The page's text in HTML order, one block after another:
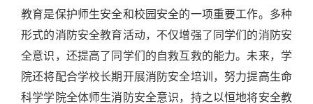
教育是保护师生安全和校园安全的一项重要工作。多种
形式的消防安全教育活动，不仅增强了同学们的消防安
全意识，还提高了同学们的自救互救的能力。未来，学
院还将配合学校长期开展消防安全培训，努力提高生命
科学学院全体师生消防安全意识，持之以恒地将安全教